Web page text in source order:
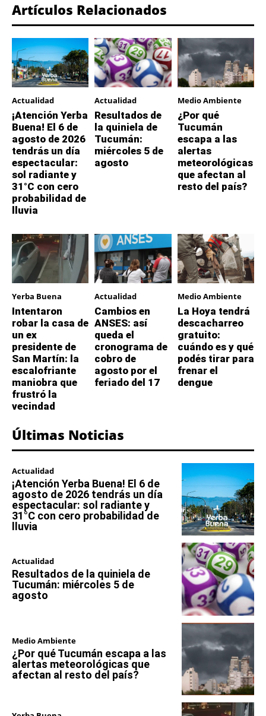
Artículos Relacionados
Actualidad
¡Atención Yerba
Buena! El 6 de
agosto de 2026
tendrás un día
espectacular:
sol radiante y
31°C con cero
probabilidad de
lluvia
Actualidad
Resultados de
la quiniela de
Tucumán:
miércoles 5 de
agosto
Medio Ambiente
¿Por qué
Tucumán
escapa a las
alertas
meteorológicas
que afectan al
resto del país?
Yerba Buena
Intentaron
robar la casa de
un ex
presidente de
San Martín: la
escalofriante
maniobra que
frustró la
vecindad
Actualidad
Cambios en
ANSES: así
queda el
cronograma de
cobro de
agosto por el
feriado del 17
Medio Ambiente
La Hoya tendrá
descacharreo
gratuito:
cuándo es y qué
podés tirar para
frenar el
dengue
Últimas Noticias
Actualidad
¡Atención Yerba Buena! El 6 de
agosto de 2026 tendrás un día
espectacular: sol radiante y
31°C con cero probabilidad de
lluvia
Actualidad
Resultados de la quiniela de
Tucumán: miércoles 5 de
agosto
Medio Ambiente
¿Por qué Tucumán escapa a las
alertas meteorológicas que
afectan al resto del país?